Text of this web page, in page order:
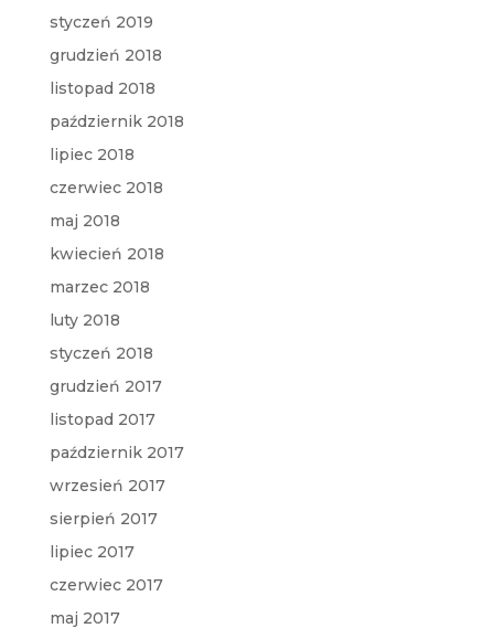
styczeń 2019
grudzień 2018
listopad 2018
październik 2018
lipiec 2018
czerwiec 2018
maj 2018
kwiecień 2018
marzec 2018
luty 2018
styczeń 2018
grudzień 2017
listopad 2017
październik 2017
wrzesień 2017
sierpień 2017
lipiec 2017
czerwiec 2017
maj 2017